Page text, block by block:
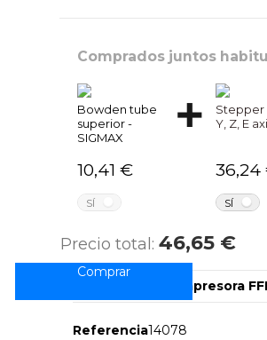
Comprados juntos
Bowden tube
superior -
SIGMAX
10,41 €
SÍ
Stepper
Y, Z, E
36,24
SÍ
Precio total:46,65 €
Marcas
Accesorio para impresora
Referencia14078